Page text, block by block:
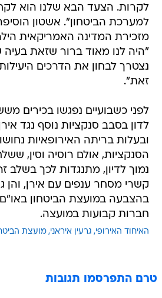
לקרות. הצעד הבא שלנו הוא
למערכת הביטחון". אשטון
מזכירת המדינה האמריקאית
"היה לנו מאוד ברור שזאת
נצטרך לבחון את הדרכים
זאת".
לפני כשבועיים נפגשו בכירים
לדון בסבב סנקציות נוסף נגד
ובעלות בריתה האירופאיות
הסנקציות, אולם רוסיה וסין,
נמוך לדיון, מתנגדות לכך בשלב
קשרי מסחר ענפים עם אירן, והן
בהצבעה במועצת הביטחון באו"ם
חברות קבועות במועצה.
האיחוד האירופי גרעין איראני מועצת
טרם התפרסמו תגובות